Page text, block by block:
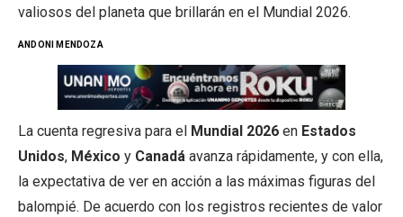
valiosos del planeta que brillarán en el Mundial 2026.
ANDONI MENDOZA
La cuenta regresiva para el Mundial 2026 en Estados
Unidos, México y Canadá avanza rápidamente, y con ella,
la expectativa de ver en acción a las máximas figuras del
balompié. De acuerdo con los registros recientes de valor